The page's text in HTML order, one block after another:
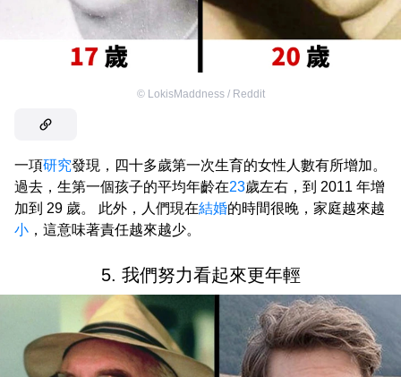
© LokisMaddness / Reddit
一項研究發現，四十多歲第一次生育的女性人數有所增加。
過去，生第一個孩子的平均年齡在23歲左右，到 2011 年增
加到 29 歲。 此外，人們現在結婚的時間很晚，家庭越來越
小 ，這意味著責任越來越少。
5. 我們努力看起來更年輕